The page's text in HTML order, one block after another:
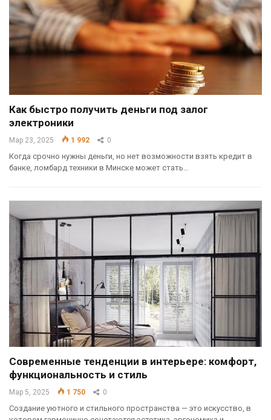
Как быстро получить деньги под залог
электроники
Мар 23, 2025 1 992 0
Когда срочно нужны деньги, но нет возможности взять кредит в
банке, ломбард техники в Минске может стать…
Современные тенденции в интерьере: комфорт,
функциональность и стиль
Мар 5, 2025 1 750 0
Создание уютного и стильного пространства — это искусство, в